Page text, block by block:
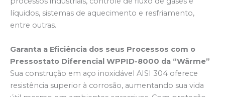
líquidos, sistemas de aquecimento e resfriamento,
entre outras.
Garanta a Eficiência dos seus Processos com o
Pressostato Diferencial WPPID-8000 da “Wärme”
Sua construção em aço inoxidável AISI 304 oferece
resistência superior à corrosão, aumentando sua vida